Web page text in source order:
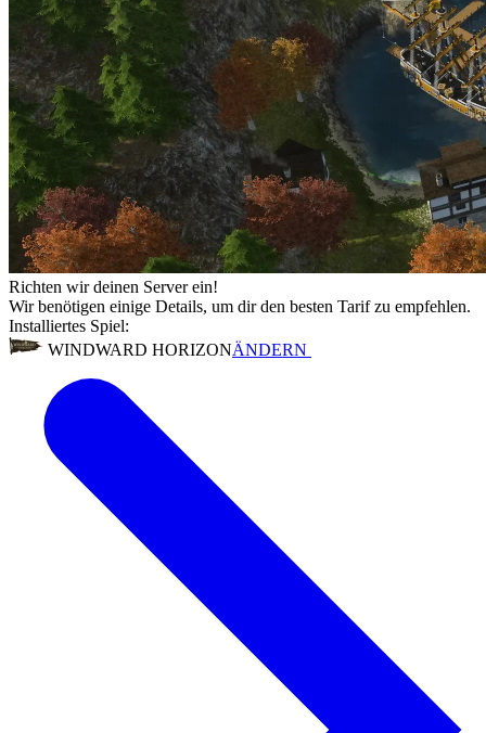
Richten wir deinen Server ein!
Wir benötigen einige Details, um dir den besten Tarif zu empfehlen.
Installiertes Spiel:
WINDWARD HORIZONÄNDERN